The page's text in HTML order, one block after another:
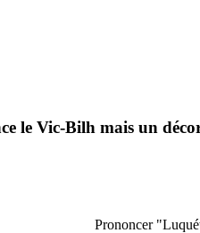
le Vic-Bilh mais un
Prononcer